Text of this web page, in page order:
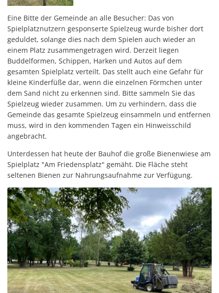
Eine Bitte der Gemeinde an alle Besucher: Das von
Spielplatznutzern gesponserte Spielzeug wurde bisher dort
geduldet, solange dies nach dem Spielen auch wieder an
einem Platz zusammengetragen wird. Derzeit liegen
Buddelformen, Schippen, Harken und Autos auf dem
gesamten Spielplatz verteilt. Das stellt auch eine Gefahr für
kleine Kinderfüße dar, wenn die einzelnen Förmchen unter
dem Sand nicht zu erkennen sind. Bitte sammeln Sie das
Spielzeug wieder zusammen. Um zu verhindern, dass die
Gemeinde das gesamte Spielzeug einsammeln und entfernen
muss, wird in den kommenden Tagen ein Hinweisschild
angebracht.
Unterdessen hat heute der Bauhof die große Bienenwiese am
Spielplatz "Am Friedensplatz" gemäht. Die Fläche steht
seltenen Bienen zur Nahrungsaufnahme zur Verfügung.